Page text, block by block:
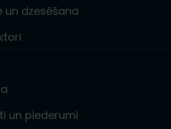
un dzesēšana
un piederumi